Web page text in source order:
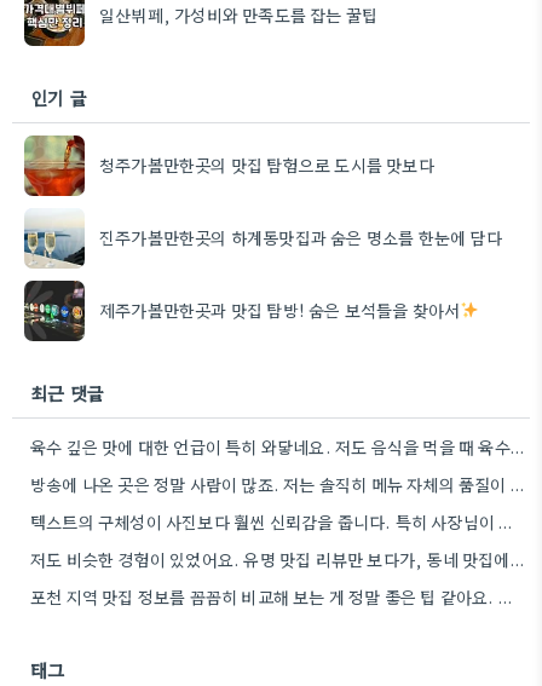
일산뷔페, 가성비와 만족도를 잡는 꿀팁
인기 글
청주가볼만한곳의 맛집 탐험으로 도시를 맛보다
진주가볼만한곳의 하계동맛집과 숨은 명소를 한눈에 담다
제주가볼만한곳과 맛집 탐방! 숨은 보석들을 찾아서
최근 댓글
육수 깊은 맛에 대한 언급이 특히 와닿네요. 저도 음식을 먹을 때 육수의 깊은 맛을 중요하게…
방송에 나온 곳은 정말 사람이 많죠. 저는 솔직히 메뉴 자체의 품질이 더 중요하다고 생각해요.
텍스트의 구체성이 사진보다 훨씬 신뢰감을 줍니다. 특히 사장님이 직접 요리하는 곳을 찾는 게 좋은 전략인…
저도 비슷한 경험이 있었어요. 유명 맛집 리뷰만 보다가, 동네 맛집에서 훨씬 더 맛있는 음식을 먹고…
포천 지역 맛집 정보를 꼼꼼히 비교해 보는 게 정말 좋은 팁 같아요. 특히 커뮤니티 언급…
태그